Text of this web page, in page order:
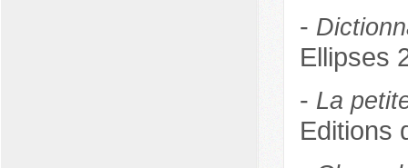
-
Ellipses
- La
Editions